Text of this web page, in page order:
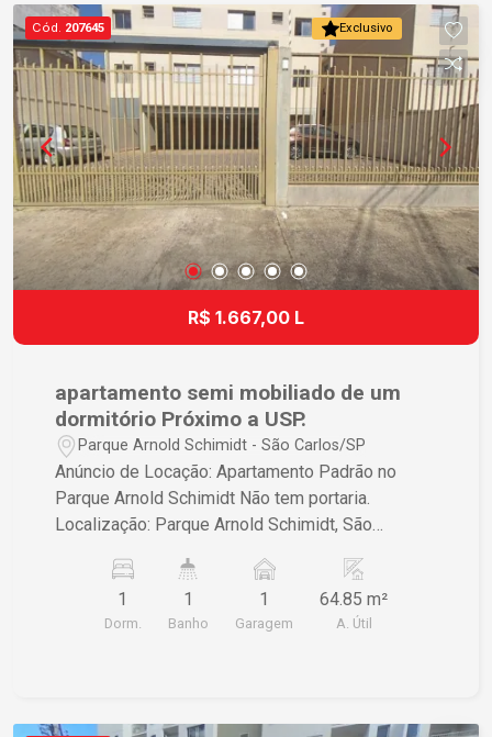
Exclusivo
Cód. 207645
R$ 1.667,00 L
apartamento semi mobiliado de um
dormitório Próximo a USP.
Parque Arnold Schimidt - São Carlos/SP
Anúncio de Locação: Apartamento Padrão no
Parque Arnold Schimidt Não tem portaria.
Localização: Parque Arnold Schimidt, São
prestes a descobrir o seu novo lar! Este
aconchegante apartamento padrão possui 1
dormitório, ideal para quem busca conforto e
1
Dorm.
1
Banho
1
Garagem
64.85 m²
A. Útil